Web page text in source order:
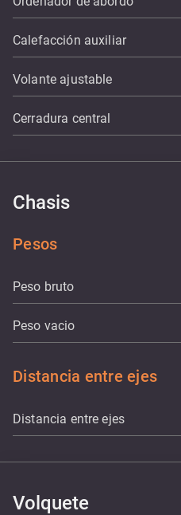
Calefacción auxiliar
Volante ajustable
Cerradura central
Chasis
Pesos
Peso bruto
Peso vacio
Distancia entre ejes
Distancia entre ejes
Volquete